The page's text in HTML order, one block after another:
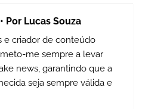
Por Lucas Souza
e criador de conteúdo
me sempre a levar
news, garantindo que a
seja sempre válida e